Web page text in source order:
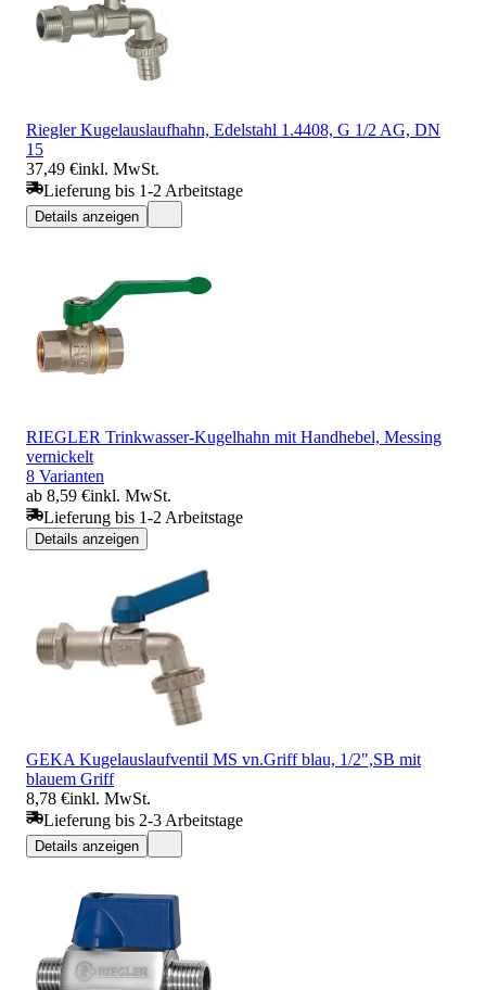
Riegler Kugelauslaufhahn, Edelstahl 1.4408, G 1/2 AG, DN
15
37,49 €inkl. MwSt.
Lieferung bis 1-2 Arbeitstage
Details anzeigen
RIEGLER Trinkwasser-Kugelhahn mit Handhebel, Messing
vernickelt
8 Varianten
ab 8,59 €inkl. MwSt.
Lieferung bis 1-2 Arbeitstage
Details anzeigen
GEKA Kugelauslaufventil MS vn.Griff blau, 1/2",SB mit
blauem Griff
8,78 €inkl. MwSt.
Lieferung bis 2-3 Arbeitstage
Details anzeigen